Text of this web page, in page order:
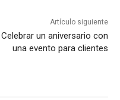
Artículo siguiente
Celebrar un aniversario con
una evento para clientes